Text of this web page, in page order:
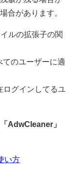
合があります。
ルの拡張子の関
てのユーザーに適
ログインしてるユ
「AdwCleaner」
い方